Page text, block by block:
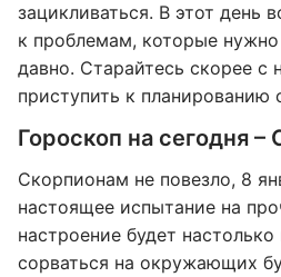
зацикливаться. В этот день
к проблемам, которые
давно. Старайтесь скорее с
приступить к планированию
Гороскоп на сегодня –
Скорпионам не повезло, 8
настоящее испытание на
настроение будет
сорваться на окружающих